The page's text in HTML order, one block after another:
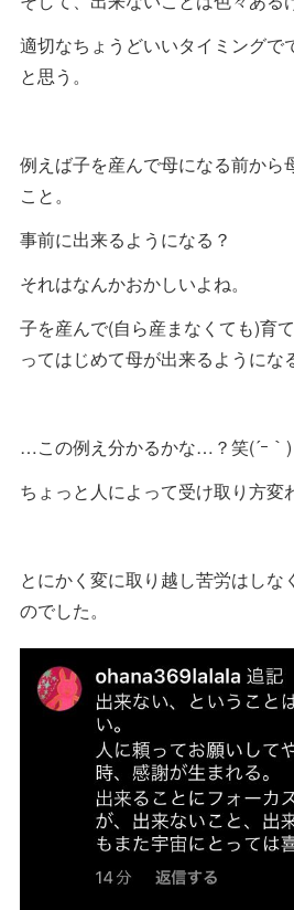
適切なちょうどいいタイミングで
と思う。
例えば子を産んで母になる前から
こと。
事前に出来るようになる？
それはなんかおかしいよね。
子を産んで(自ら産まなくても)育
ってはじめて母が出来るようにな
…この例え分かるかな…？笑(´ｰ｀)
ちょっと人によって受け取り方変
とにかく変に取り越し苦労はしな
のでした。